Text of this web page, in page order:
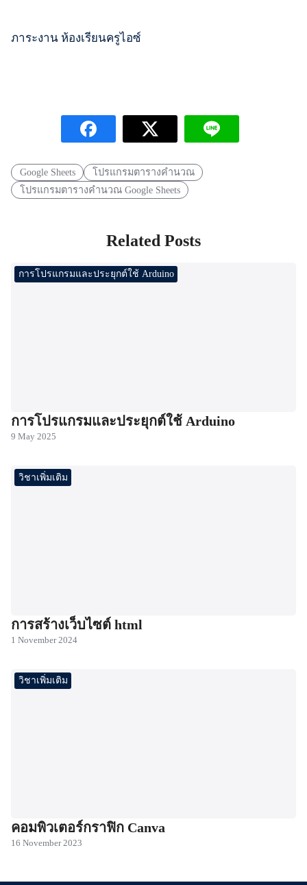
ภาระงาน ห้องเรียนครูไอซ์
Google Sheets
โปรแกรมตารางคำนวณ
โปรแกรมตารางคำนวณ Google Sheets
Related Posts
การโปรแกรมและประยุกต์ใช้ Arduino
การโปรแกรมและประยุกต์ใช้ Arduino
9 May 2025
วิชาเพิ่มเติม
การสร้างเว็บไซต์ html
1 November 2024
วิชาเพิ่มเติม
คอมพิวเตอร์กราฟิก Canva
16 November 2023